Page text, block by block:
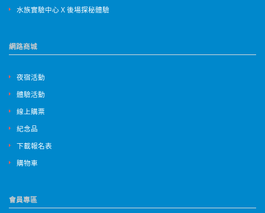
水族實驗中心 X 後場探秘體驗
網路商城
夜宿活動
體驗活動
線上購票
紀念品
下載報名表
購物車
會員專區